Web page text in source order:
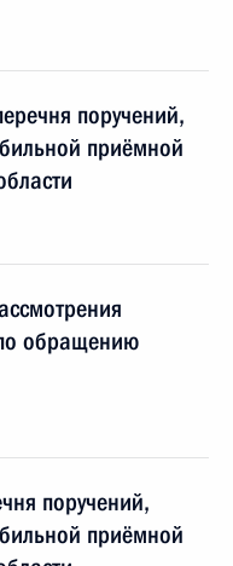
поручений,
приёмной
обращению
поручений,
приёмной